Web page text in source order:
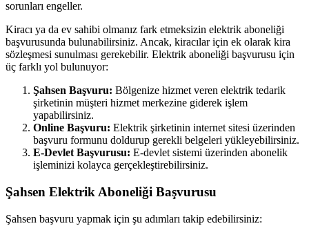
sorunları engeller.
Kiracı ya da ev sahibi olmanız fark etmeksizin elektrik aboneliği
başvurusunda bulunabilirsiniz. Ancak, kiracılar için ek olarak kira
sözleşmesi sunulması gerekebilir. Elektrik aboneliği başvurusu için
üç farklı yol bulunuyor:
Şahsen Başvuru: Bölgenize hizmet veren elektrik tedarik
şirketinin müşteri hizmet merkezine giderek işlem
yapabilirsiniz.
Online Başvuru: Elektrik şirketinin internet sitesi üzerinden
başvuru formunu doldurup gerekli belgeleri yükleyebilirsiniz.
E-Devlet Başvurusu: E-devlet sistemi üzerinden abonelik
işleminizi kolayca gerçekleştirebilirsiniz.
Şahsen Elektrik Aboneliği Başvurusu
Şahsen başvuru yapmak için şu adımları takip edebilirsiniz: